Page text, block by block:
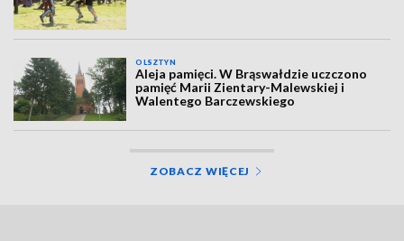
OLSZTYN
Aleja pamięci. W Brąswałdzie uczczono
pamięć Marii Zientary-Malewskiej i
Walentego Barczewskiego
ZOBACZ WIĘCEJ